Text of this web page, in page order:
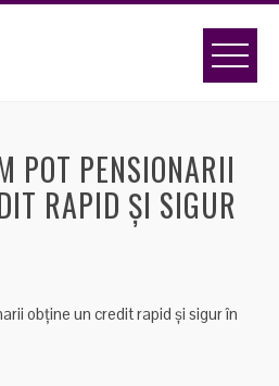
POT PENSIONARII
RAPID ȘI SIGUR
obține un credit rapid și sigur în